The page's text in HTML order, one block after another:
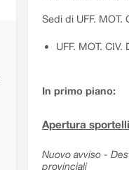
Sedi di UFF. MOT.
UFF. MOT. CIV.
In primo piano:
Apertura
Nuovo avviso -
provinciali